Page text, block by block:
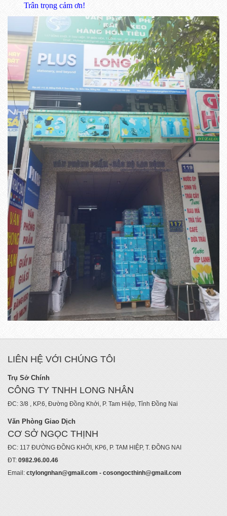
Trân trọng cảm ơn!
LIÊN HỆ VỚI CHÚNG TÔI
Trụ Sở Chính
CÔNG TY TNHH LONG NHÂN
ĐC: 3/8 , KP.6, Đường Đồng Khởi, P. Tam Hiệp, Tỉnh Đồng Nai
Văn Phòng Giao Dịch
CƠ SỞ NGỌC THỊNH
ĐC: 117 ĐƯỜNG ĐỒNG KHỞI, KP6, P. TAM HIỆP, T. ĐỒNG NAI
ĐT: 0982.96.00.46
Email: ctylongnhan@gmail.com - cosongocthinh@gmail.com